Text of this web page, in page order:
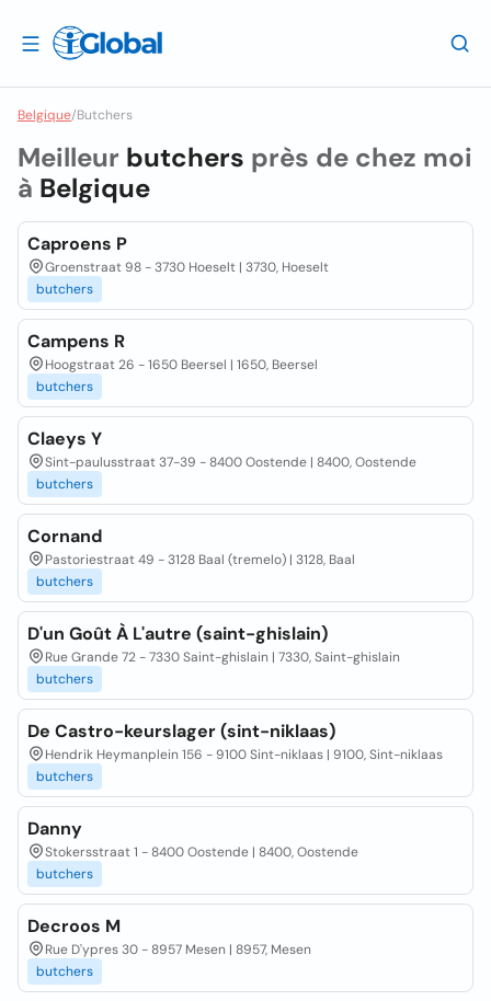
Belgique/Butchers
Meilleur butchers près de chez moi
à Belgique
Caproens P
Groenstraat 98 - 3730 Hoeselt | 3730, Hoeselt
butchers
Campens R
Hoogstraat 26 - 1650 Beersel | 1650, Beersel
butchers
Claeys Y
Sint-paulusstraat 37-39 - 8400 Oostende | 8400, Oostende
butchers
Cornand
Pastoriestraat 49 - 3128 Baal (tremelo) | 3128, Baal
butchers
D'un Goût À L'autre (saint-ghislain)
Rue Grande 72 - 7330 Saint-ghislain | 7330, Saint-ghislain
butchers
De Castro-keurslager (sint-niklaas)
Hendrik Heymanplein 156 - 9100 Sint-niklaas | 9100, Sint-niklaas
butchers
Danny
Stokersstraat 1 - 8400 Oostende | 8400, Oostende
butchers
Decroos M
Rue D'ypres 30 - 8957 Mesen | 8957, Mesen
butchers